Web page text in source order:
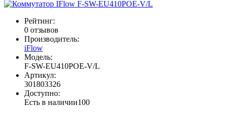
Рейтинг:
0 отзывов
Производитель:
iFlow
Модель:
F-SW-EU410POE-V/L
Артикул:
301803326
Доступно:
Есть в наличии100